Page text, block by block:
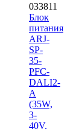
033811
Блок
питания
ARJ-
SP-
35-
PFC-
DALI2-
A
(35W,
3-
40V,